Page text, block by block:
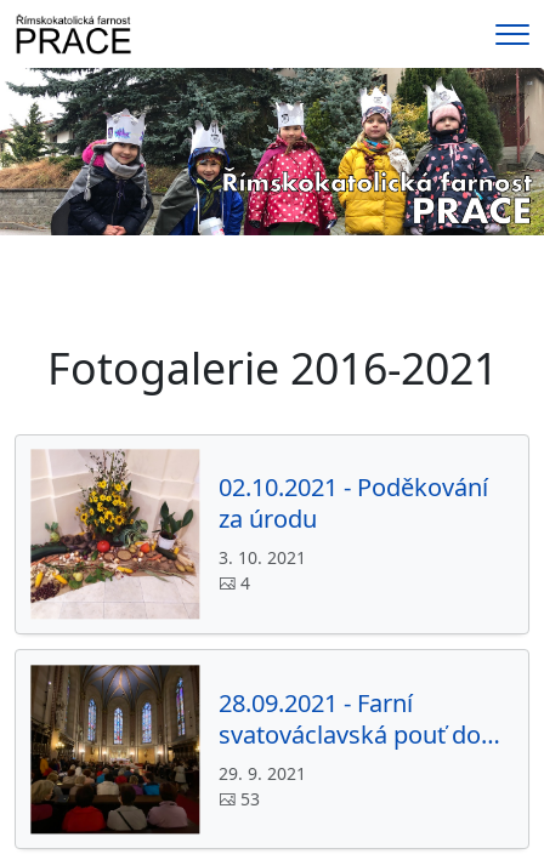
Fotogalerie 2016-2021
02.10.2021 - Poděkování
za úrodu
3. 10. 2021
4
28.09.2021 - Farní
svatováclavská pouť do
Olomouce
29. 9. 2021
53